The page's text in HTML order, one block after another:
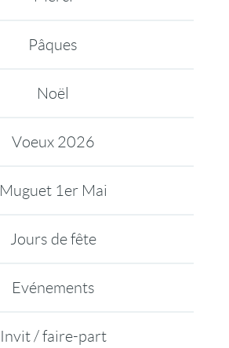
Pâques
Noël
Voeux 2026
Muguet 1er Mai
Jours de fête
Evénements
Invit / faire-part